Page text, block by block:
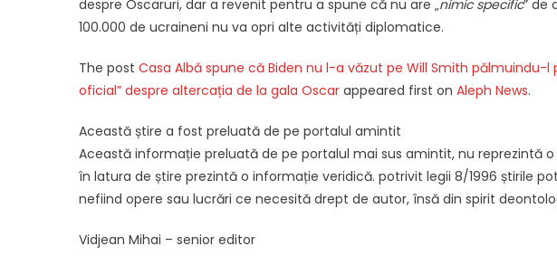
despre Oscaruri, dar a revenit pentru a spune că nu are „nimic specific” de
100.000 de ucraineni nu va opri alte activități diplomatice.
The post Casa Albă spune că Biden nu l-a văzut pe Will Smith pălmuindu-l
oficial” despre altercația de la gala Oscar appeared first on Aleph News.
Această știre a fost preluată de pe portalul amintit
Această informație preluată de pe portalul mai sus amintit, nu reprezintă
în latura de știre prezintă o informație veridică. potrivit legii 8/1996 știrile
nefiind opere sau lucrări ce necesită drept de autor, însă din spirit
Vidjean Mihai – senior editor